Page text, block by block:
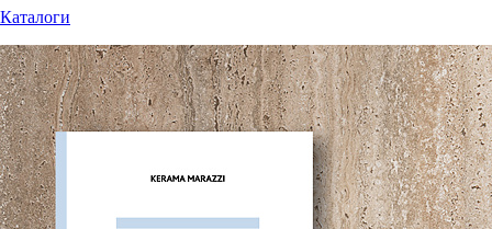
Каталоги